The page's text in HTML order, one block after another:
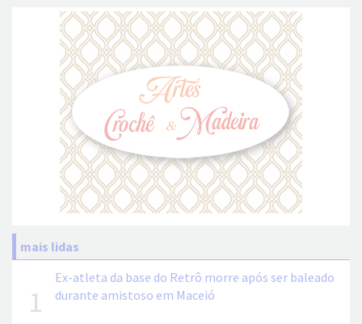
mais lidas
1
Ex-atleta da base do Retrô morre após ser baleado
durante amistoso em Maceió